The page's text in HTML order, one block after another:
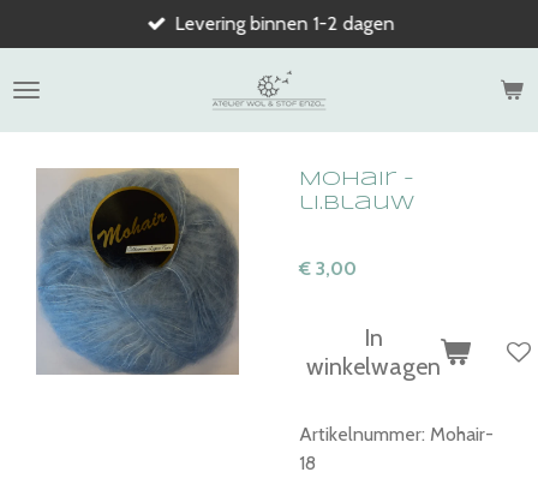
direct
naar
Levering binnen 1-2 dagen
Mohair -
li.blauw
€ 3,00
In
winkelwagen
Artikelnummer: Mohair-
18